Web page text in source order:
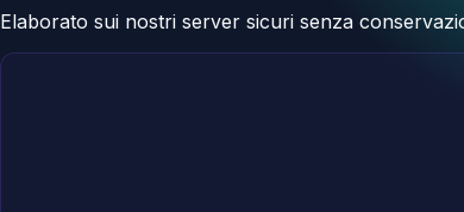
Elaborato sui nostri server sicuri senza